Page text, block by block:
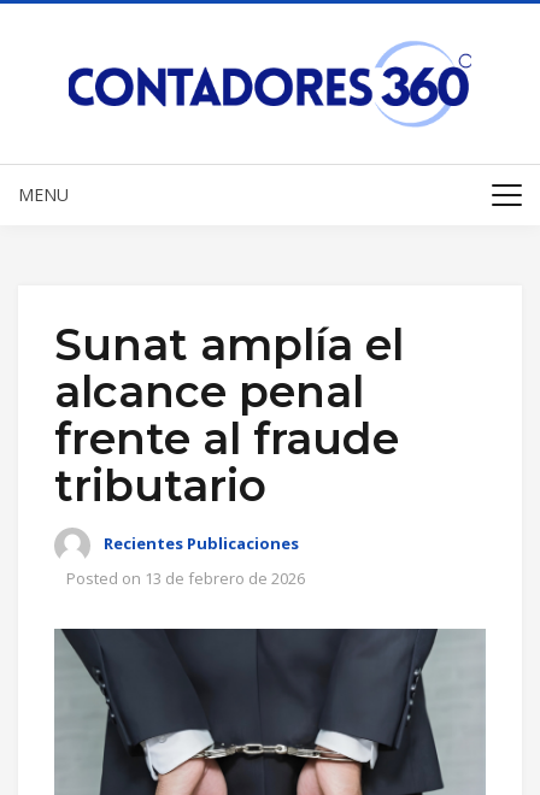
MENU
Sunat amplía el
alcance penal
frente al fraude
tributario
Recientes Publicaciones
Posted on 13 de febrero de 2026